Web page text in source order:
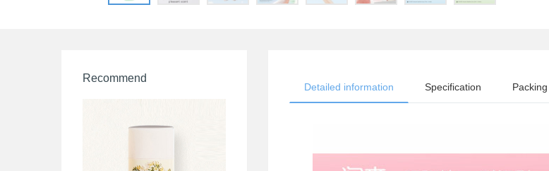
Detailed information Specification Packing
Recommend